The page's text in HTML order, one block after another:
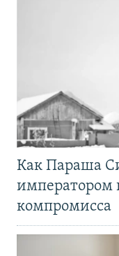
Как Параша
императором
компромисса